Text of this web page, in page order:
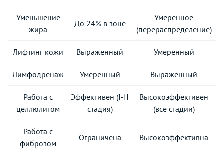
Уменьшение
жира
До 24% в зоне
Умеренное
(перераспределение)
Лифтинг кожи Выраженный Умеренный
Лимфодренаж Умеренный Выраженный
Работа с
целлюлитом
Эффективен (I-II
стадия)
Высокоэффективен
(все стадии)
Работа с
фиброзом
Ограничена Высокоэффективна